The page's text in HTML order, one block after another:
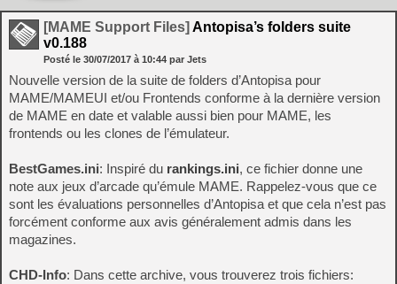
[MAME Support Files] Antopisa’s folders suite
v0.188
Posté le 30/07/2017 à 10:44 par Jets
Nouvelle version de la suite de folders d’Antopisa pour
MAME/MAMEUI et/ou Frontends conforme à la dernière version
de MAME en date et valable aussi bien pour MAME, les
frontends ou les clones de l’émulateur.
BestGames.ini: Inspiré du rankings.ini, ce fichier donne une
note aux jeux d’arcade qu’émule MAME. Rappelez-vous que ce
sont les évaluations personnelles d’Antopisa et que cela n’est pas
forcément conforme aux avis généralement admis dans les
magazines.
CHD-Info: Dans cette archive, vous trouverez trois fichiers: